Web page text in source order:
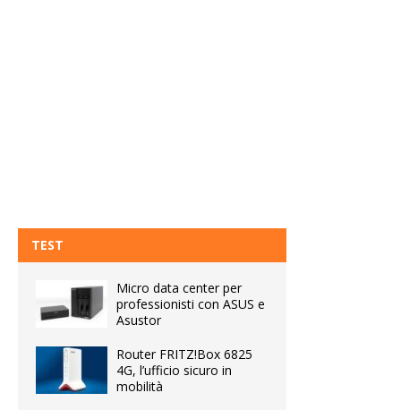
TEST
Micro data center per
professionisti con ASUS e
Asustor
Router FRITZ!Box 6825
4G, l’ufficio sicuro in
mobilità